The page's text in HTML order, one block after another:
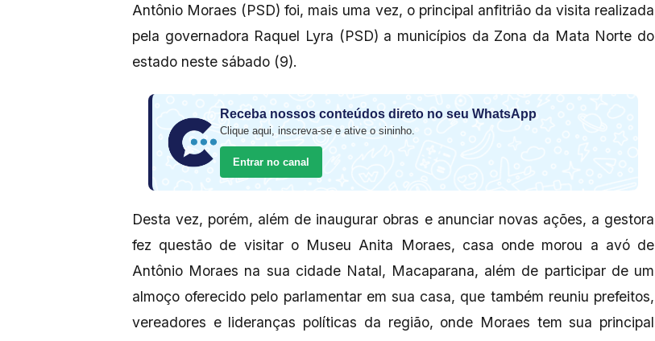
Antônio Moraes (PSD) foi, mais uma vez, o principal anfitrião da visita realizada
pela governadora Raquel Lyra (PSD) a municípios da Zona da Mata Norte do
estado neste sábado (9).
Receba nossos conteúdos direto no seu WhatsApp
Clique aqui, inscreva-se e ative o sininho.
Entrar no canal
Desta vez, porém, além de inaugurar obras e anunciar novas ações, a gestora
fez questão de visitar o Museu Anita Moraes, casa onde morou a avó de
Antônio Moraes na sua cidade Natal, Macaparana, além de participar de um
almoço oferecido pelo parlamentar em sua casa, que também reuniu prefeitos,
vereadores e lideranças políticas da região, onde Moraes tem sua principal